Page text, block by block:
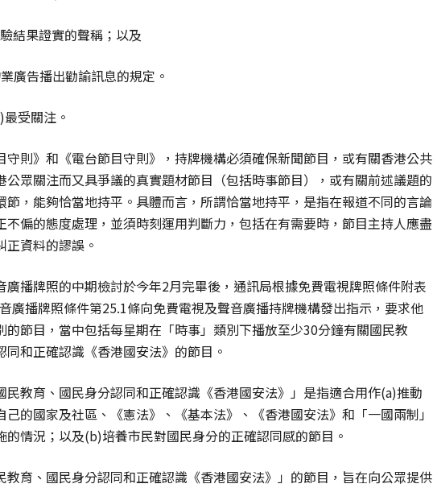
結果證實的聲稱；以及
廣告播出勸諭訊息的規定。
受關注。
守則》和《電台節目守則》，持牌機構必須確保新聞節目，或有關香港公共
公眾關注而又具爭議的真實題材節目（包括時事節目），或有關前述議題的
節，能夠恰當地持平。具體而言，所謂恰當地持平，是指在報道不同的言論
不偏的態度處理，並須時刻運用判斷力，包括在有需要時，節目主持人應盡
正資料的謬誤。
廣播牌照的中期檢討於今年2月完畢後，通訊局根據免費電視牌照條件附表
廣播牌照條件第25.1條向免費電視及聲音廣播持牌機構發出指示，要求他
的節目，當中包括每星期在「時事」類別下播放至少30分鐘有關國民教
同和正確認識《香港國安法》的節目。
民教育、國民身分認同和正確認識《香港國安法》」是指適合用作(a)推動
己的國家及社區、《憲法》、《基本法》、《香港國安法》和「一國兩制」
的情況；以及(b)培養市民對國民身分的正確認同感的節目。
教育、國民身分認同和正確認識《香港國安法》」的節目，旨在向公眾提供